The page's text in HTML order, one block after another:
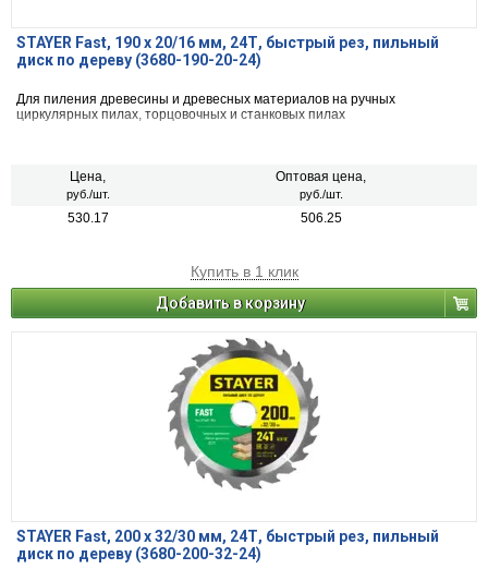
STAYER Fast, 190 x 20/16 мм, 24Т, быстрый рез, пильный
диск по дереву (3680-190-20-24)
Для пиления древесины и древесных материалов на ручных
циркулярных пилах, торцовочных и станковых пилах
Цена,
руб./шт.
Оптовая цена,
руб./шт.
530.17 506.25
Купить в 1 клик
Добавить в корзину
STAYER Fast, 200 x 32/30 мм, 24Т, быстрый рез, пильный
диск по дереву (3680-200-32-24)